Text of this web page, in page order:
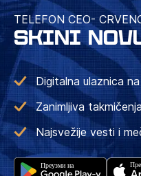
TELEFON CEO-
SKINI
Digitalna ulaznica
Zanimljiva
Najsvežije vesti i